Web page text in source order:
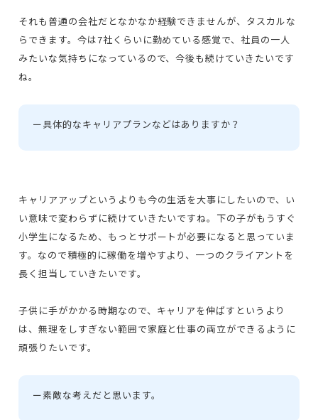
それも普通の会社だとなかなか経験できませんが、タスカルな
らできます。今は7社くらいに勤めている感覚で、社員の一人
みたいな気持ちになっているので、今後も続けていきたいです
ね。
ー具体的なキャリアプランなどはありますか？
キャリアアップというよりも今の生活を大事にしたいので、い
い意味で変わらずに続けていきたいですね。下の子がもうすぐ
小学生になるため、もっとサポートが必要になると思っていま
す。なので積極的に稼働を増やすより、一つのクライアントを
長く担当していきたいです。
子供に手がかかる時期なので、キャリアを伸ばすというより
は、無理をしすぎない範囲で家庭と仕事の両立ができるように
頑張りたいです。
ー素敵な考えだと思います。